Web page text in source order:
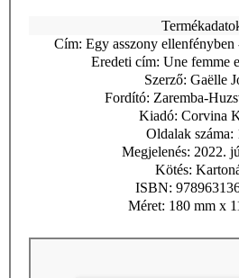
Cím: Egy asszony
Eredeti cím: Une femme
Szerző: Gaëlle
Fordító: Zaremba-
Kiadó: Corvina
Oldalak száma:
Megjelenés: 2022.
Kötés:
ISBN:
Méret: 180 mm x